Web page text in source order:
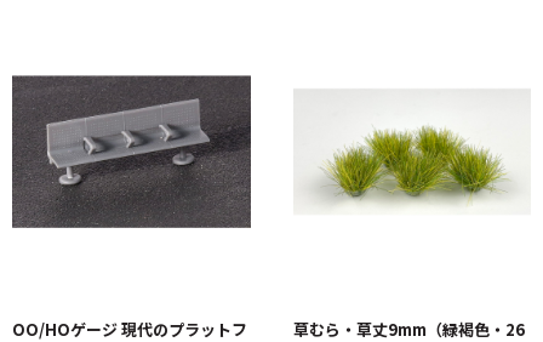
OO/HOゲージ 現代のプラットフ
草むら・草丈9mm（緑褐色・26